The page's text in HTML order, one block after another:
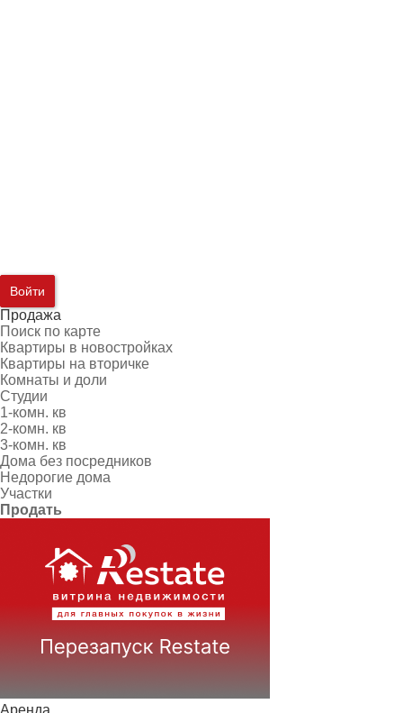
Войти
Продажа
Поиск по карте
Квартиры в новостройках
Квартиры на вторичке
Комнаты и доли
Студии
1-комн. кв
2-комн. кв
3-комн. кв
Дома без посредников
Недорогие дома
Участки
Продать
Аренда